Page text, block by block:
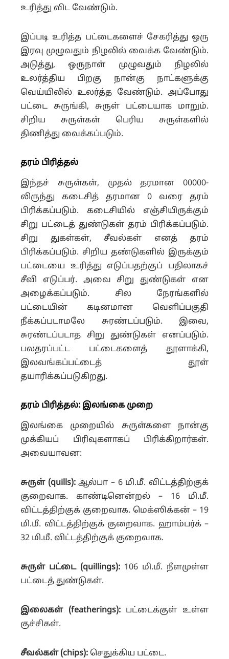
உரித்து விட வேண்டும்.
இப்படி உரித்த பட்டைகளைச் சேகரித்து ஒரு
இரவு முழுவதும் நிழலில் வைக்க வேண்டும்.
அடுத்து, ஒருநாள் முழுவதும் நிழலில்
உலர்த்திய பிறகு நான்கு நாட்களுக்கு
வெய்யிலில் உலர்த்த வேண்டும். அப்போது
பட்டை சுருங்கி, சுருள் பட்டையாக மாறும்.
சிறிய சுருள்கள் பெரிய சுருள்களில்
திணித்து வைக்கப்படும்.
தரம் பிரித்தல்
இந்தச் சுருள்கள், முதல் தரமான 00000-
லிருந்து கடைசித் தரமான 0 வரை தரம்
பிரிக்கப்படும். கடைசியில் எஞ்சியிருக்கும்
சிறு பட்டைத் துண்டுகள் தரம் பிரிக்கப்படும்.
சிறு துகள்கள், சீவல்கள் எனத் தரம்
பிரிக்கப்படும். சிறிய தண்டுகளில் இருக்கும்
பட்டையை உரித்து எடுப்பதற்குப் பதிலாகச்
சீவி எடுப்பர். அவை சிறு துண்டுகள் என
அழைக்கப்படும். சில நேரங்களில்
பட்டையின் கடினமான வெளிப்பகுதி
நீக்கப்படாமலே சுரண்டப்படும். இவை,
சுரண்டப்படாத சிறு துண்டுகள் எனப்படும்.
பலதரப்பட்ட பட்டைகளைத் தூளாக்கி,
இலவங்கப்பட்டைத் தூள்
தயாரிக்கப்படுகிறது.
தரம் பிரித்தல்: இலங்கை முறை
இலங்கை முறையில் சுருள்களை நான்கு
முக்கியப் பிரிவுகளாகப் பிரிக்கிறார்கள்.
அவையாவன:
சுருள் (quills):ஆல்பா – 6 மி.மீ. விட்டத்திற்குக்
குறைவாக. காண்டினென்றல் – 16 மி.மீ.
விட்டத்திற்குக் குறைவாக. மெக்ஸிக்கன் – 19
மி.மீ. விட்டத்திற்குக் குறைவாக. ஹாம்பர்க் –
32 மி.மீ. விட்டத்திற்குக் குறைவாக.
சுருள் பட்டை (quillings): 106 மி.மீ. நீளமுள்ள
பட்டைத் துண்டுகள்.
இலைகள் (featherings):பட்டைக்குள் உள்ள
குச்சிகள்.
சீவல்கள் (chips): செதுக்கிய பட்டை.